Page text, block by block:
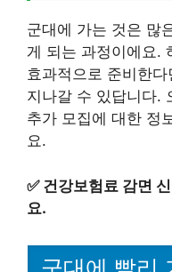
군대에 가는 것은 많
게 되는 과정이에요.
효과적으로 준비한
지나갈 수 있답니다.
추가 모집에 대한 정
요.
✅ 건강보험료 감면
요.